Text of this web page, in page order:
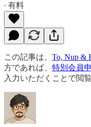
∙ 有料
この記事は、 To, Nup &
方であれば、 特別会員
入力いただくことで閲